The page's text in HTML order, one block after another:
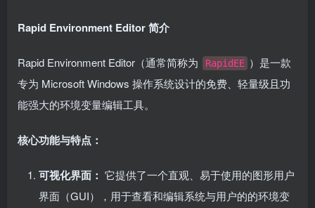
Rapid Environment Editor 简介
Rapid Environment Editor（通常简称为 RapidEE ）是一款
专为 Microsoft Windows 操作系统设计的免费、轻量级且功
能强大的环境变量编辑工具。
核心功能与特点：
可视化界面： 它提供了一个直观、易于使用的图形用户
界面（GUI），用于查看和编辑系统与用户的的环境变